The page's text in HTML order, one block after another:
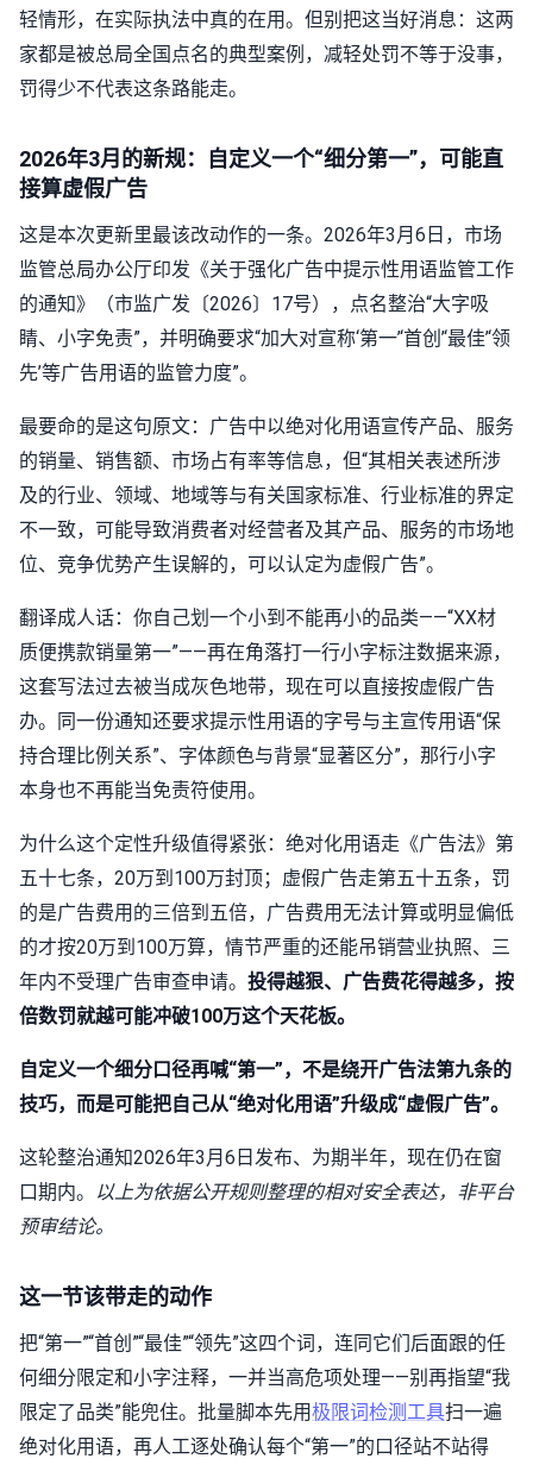
轻情形，在实际执法中真的在用。但别把这当好消息：这两
家都是被总局全国点名的典型案例，减轻处罚不等于没事，
罚得少不代表这条路能走。
2026年3月的新规：自定义一个“细分第一”，可能直
接算虚假广告
这是本次更新里最该改动作的一条。2026年3月6日，市场
监管总局办公厅印发《关于强化广告中提示性用语监管工作
的通知》（市监广发〔2026〕17号），点名整治“大字吸
睛、小字免责”，并明确要求“加大对宣称‘第一’‘首创’‘最佳’‘领
先’等广告用语的监管力度”。
最要命的是这句原文：广告中以绝对化用语宣传产品、服务
的销量、销售额、市场占有率等信息，但“其相关表述所涉
及的行业、领域、地域等与有关国家标准、行业标准的界定
不一致，可能导致消费者对经营者及其产品、服务的市场地
位、竞争优势产生误解的，可以认定为虚假广告”。
翻译成人话：你自己划一个小到不能再小的品类——“XX材
质便携款销量第一”——再在角落打一行小字标注数据来源，
这套写法过去被当成灰色地带，现在可以直接按虚假广告
办。同一份通知还要求提示性用语的字号与主宣传用语“保
持合理比例关系”、字体颜色与背景“显著区分”，那行小字
本身也不再能当免责符使用。
为什么这个定性升级值得紧张：绝对化用语走《广告法》第
五十七条，20万到100万封顶；虚假广告走第五十五条，罚
的是广告费用的三倍到五倍，广告费用无法计算或明显偏低
的才按20万到100万算，情节严重的还能吊销营业执照、三
年内不受理广告审查申请。 投得越狠、广告费花得越多，按
倍数罚就越可能冲破100万这个天花板。
自定义一个细分口径再喊“第一”，不是绕开广告法第九条的
技巧，而是可能把自己从“绝对化用语”升级成“虚假广告”。
这轮整治通知2026年3月6日发布、为期半年，现在仍在窗
口期内。
以上为依据公开规则整理的相对安全表达，非平台
预审结论。
这一节该带走的动作
把“第一”“首创”“最佳”“领先”这四个词，连同它们后面跟的任
何细分限定和小字注释，一并当高危项处理——别再指望“我
限定了品类”能兜住。批量脚本先用极限词检测工具扫一遍
绝对化用语，再人工逐处确认每个“第一”的口径站不站得